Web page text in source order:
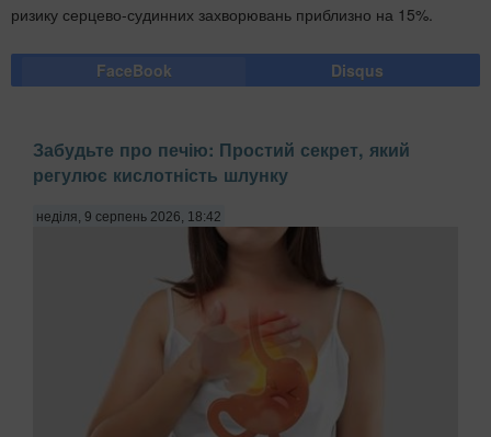
ризику серцево-судинних захворювань приблизно на 15%.
FaceBook Disqus
Забудьте про печію: Простий секрет, який
регулює кислотність шлунку
неділя, 9 серпень 2026, 18:42